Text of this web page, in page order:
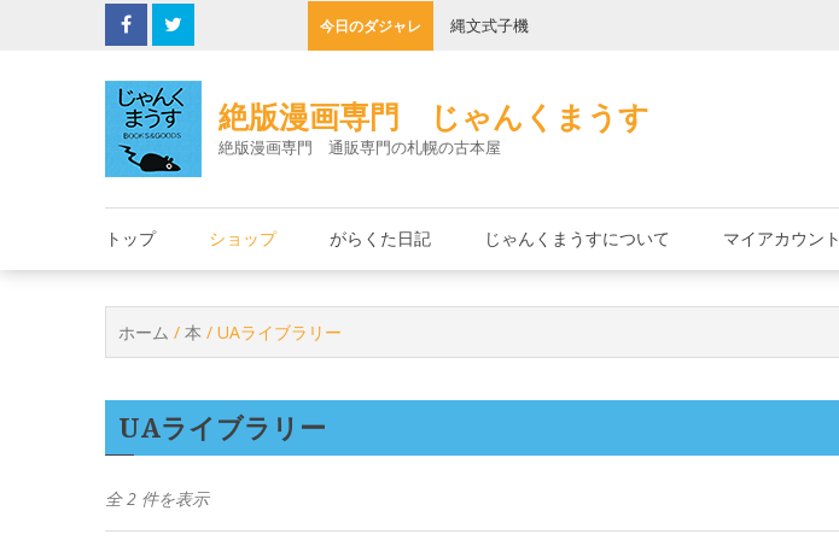
今日のダジャレ 縄文式子機
絶版漫画専門 じゃんくまうす
絶版漫画専門 通販専門の札幌の古本屋
トップ ショップ がらくた日記 じゃんくまうすについて マイアカウント
ホーム / 本 / UAライブラリー
UAライブラリー
全 2 件を表示